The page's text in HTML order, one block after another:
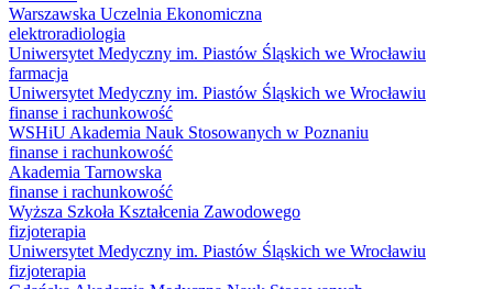
Warszawska Uczelnia Ekonomiczna
elektroradiologia
Uniwersytet Medyczny im. Piastów Śląskich we Wrocławiu
farmacja
Uniwersytet Medyczny im. Piastów Śląskich we Wrocławiu
finanse i rachunkowość
WSHiU Akademia Nauk Stosowanych w Poznaniu
finanse i rachunkowość
Akademia Tarnowska
finanse i rachunkowość
Wyższa Szkoła Kształcenia Zawodowego
fizjoterapia
Uniwersytet Medyczny im. Piastów Śląskich we Wrocławiu
fizjoterapia